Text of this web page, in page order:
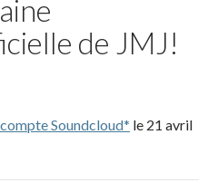
de JMJ!
compte Soundcloud* le 21 avril